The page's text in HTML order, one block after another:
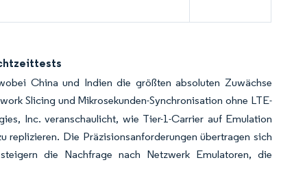
China und Indien die größten absoluten Zuwächse
Slicing und Mikrosekunden-Synchronisation ohne LTE-
Inc. veranschaulicht, wie Tier-1-Carrier auf Emulation
replizieren. Die Präzisionsanforderungen übertragen sich
die Nachfrage nach Netzwerk Emulatoren, die